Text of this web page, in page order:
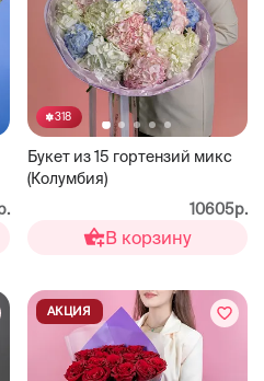
318
Букет из 15 гортензий микс
(Колумбия)
10605р.
В корзину
АКЦИЯ